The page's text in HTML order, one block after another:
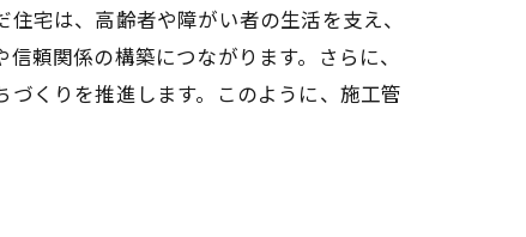
宅は、高齢者や障がい者の生活を支え、
頼関係の構築につながります。さらに、
くりを推進します。このように、施工管